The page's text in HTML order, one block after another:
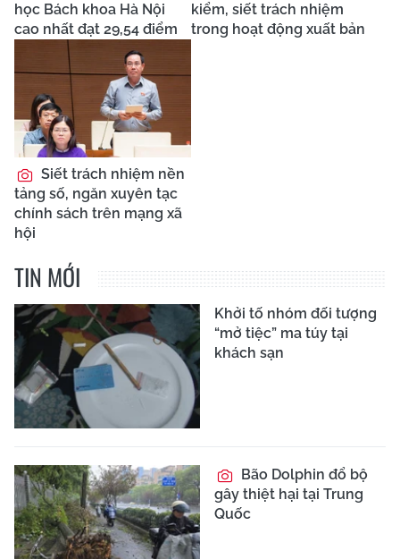
học Bách khoa Hà Nội
cao nhất đạt 29,54 điểm
kiểm, siết trách nhiệm
trong hoạt động xuất bản
Siết trách nhiệm nền
tảng số, ngăn xuyên tạc
chính sách trên mạng xã
hội
TIN MỚI
Khởi tố nhóm đối tượng
“mở tiệc” ma túy tại
khách sạn
Bão Dolphin đổ bộ
gây thiệt hại tại Trung
Quốc